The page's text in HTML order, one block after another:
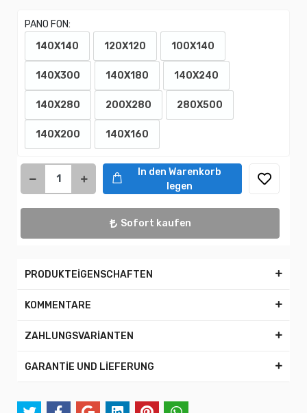
PANO FON:
140X140
120X120 100X140
140X300 140X180 140X240
140X280 200X280 280X500
140X200 140X160
In den Warenkorb
legen
Sofort kaufen
PRODUKTEİGENSCHAFTEN
KOMMENTARE
ZAHLUNGSVARİANTEN
GARANTİE UND LİEFERUNG